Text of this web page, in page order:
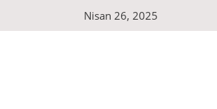
Nisan 26, 2025